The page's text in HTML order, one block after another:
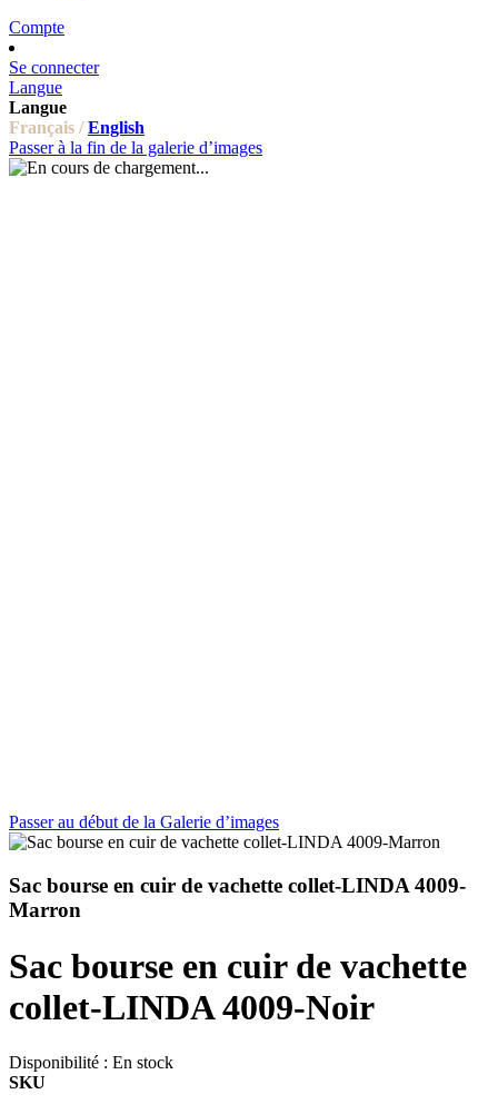
Compte
Se connecter
Langue
Langue
Français / English
Passer à la fin de la galerie d’images
Passer au début de la Galerie d’images
Sac bourse en cuir de vachette collet-LINDA 4009-
Marron
Sac bourse en cuir de vachette
collet-LINDA 4009-Noir
Disponibilité : En stock
SKU